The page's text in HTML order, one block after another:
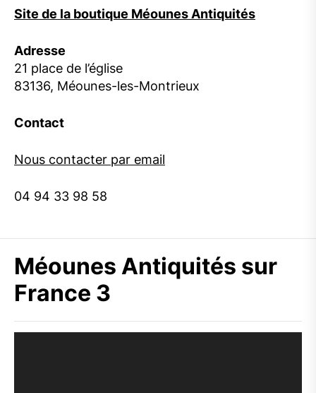
Site de la boutique Méounes Antiquités
Adresse
21 place de l’église
83136, Méounes-les-Montrieux
Contact
Nous contacter par email
04 94 33 98 58
Méounes Antiquités sur
France 3